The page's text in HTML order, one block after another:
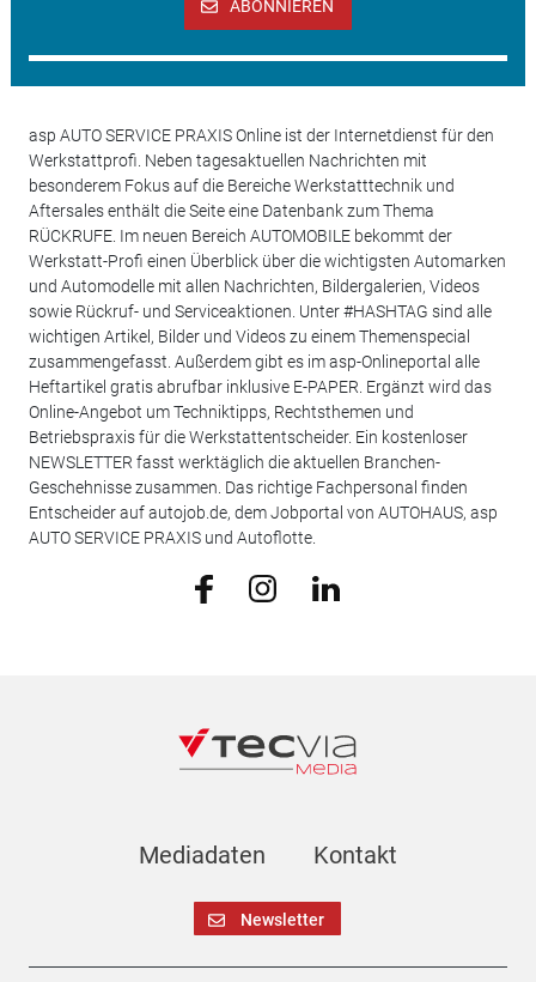
ABONNIEREN
asp AUTO SERVICE PRAXIS Online ist der Internetdienst für den
Werkstattprofi. Neben tagesaktuellen Nachrichten mit
besonderem Fokus auf die Bereiche Werkstatttechnik und
Aftersales enthält die Seite eine Datenbank zum Thema
RÜCKRUFE. Im neuen Bereich AUTOMOBILE bekommt der
Werkstatt-Profi einen Überblick über die wichtigsten Automarken
und Automodelle mit allen Nachrichten, Bildergalerien, Videos
sowie Rückruf- und Serviceaktionen. Unter #HASHTAG sind alle
wichtigen Artikel, Bilder und Videos zu einem Themenspecial
zusammengefasst. Außerdem gibt es im asp-Onlineportal alle
Heftartikel gratis abrufbar inklusive E-PAPER. Ergänzt wird das
Online-Angebot um Techniktipps, Rechtsthemen und
Betriebspraxis für die Werkstattentscheider. Ein kostenloser
NEWSLETTER fasst werktäglich die aktuellen Branchen-
Geschehnisse zusammen. Das richtige Fachpersonal finden
Entscheider auf autojob.de, dem Jobportal von AUTOHAUS, asp
AUTO SERVICE PRAXIS und Autoflotte.
Mediadaten Kontakt
Newsletter